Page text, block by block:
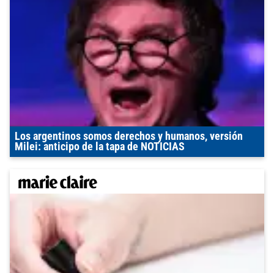
Los argentinos somos derechos y humanos, versión
Milei: anticipo de la tapa de NOTICIAS